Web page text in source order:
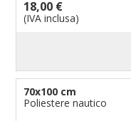
18,00 €
(IVA inclusa)
70x100 cm
Poliestere nautico